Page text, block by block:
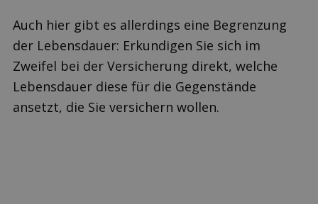
Auch hier gibt es allerdings eine Begrenzung
der Lebensdauer: Erkundigen Sie sich im
Zweifel bei der Versicherung direkt, welche
Lebensdauer diese für die Gegenstände
ansetzt, die Sie versichern wollen.